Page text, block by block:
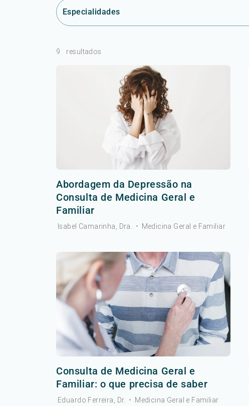
Especialidades
9 resultados
Abordagem da Depressão na
Consulta de Medicina Geral e
Familiar
Isabel Camarinha, Dra. • Medicina Geral e Familiar
Consulta de Medicina Geral e
Familiar: o que precisa de saber
Eduardo Ferreira, Dr. • Medicina Geral e Familiar